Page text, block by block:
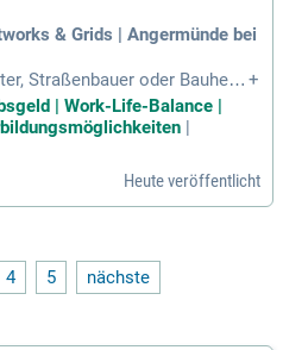
benötigt, während Klasse C
& Grids | Angermünde bei
Straßenbauer oder Bauhelfe
oder Bernau bei B
führen Sie Erdarb
Zu Ihren Aufgaben gehöre
von Oberflächen nach der D
für die Erstellung von Aufm
Nutzen Sie diese
Zukunft im Bauwesen!
+
| Work-Life-Balance |
|
Heute veröffentlicht
4 5 nächste